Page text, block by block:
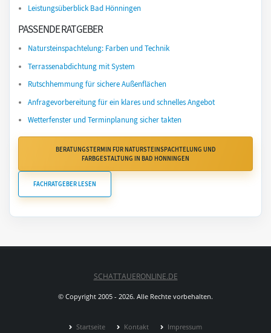
Leistungsüberblick Bad Hönningen
PASSENDE RATGEBER
Natursteinspachtelung: Farben und Technik
Terrassenabdichtung mit System
Rutschhemmung für sichere Außenflächen
Anfragevorbereitung für ein klares und schnelles Angebot
Wetterfenster und Terminplanung sicher takten
BERATUNGSTERMIN FÜR NATURSTEINSPACHTELUNG UND
FARBGESTALTUNG IN BAD HÖNNINGEN
FACHRATGEBER LESEN
SCHATTAUERONLINE.DE
© Copyright 2005 - 2026. Alle Rechte vorbehalten.
Startseite Kontakt Impressum